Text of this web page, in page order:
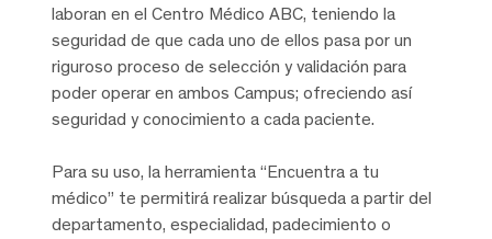
laboran en el Centro Médico ABC, teniendo la
seguridad de que cada uno de ellos pasa por un
riguroso proceso de selección y validación para
poder operar en ambos Campus; ofreciendo así
seguridad y conocimiento a cada paciente.
Para su uso, la herramienta “Encuentra a tu
médico” te permitirá realizar búsqueda a partir del
departamento, especialidad, padecimiento o